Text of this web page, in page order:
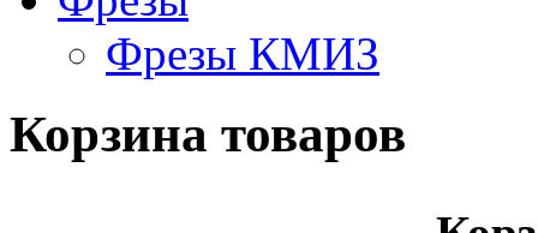
Фрезы КМИЗ
Корзина товаров